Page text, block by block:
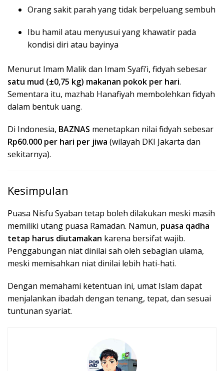
Orang sakit parah yang tidak berpeluang sembuh
Ibu hamil atau menyusui yang khawatir pada
kondisi diri atau bayinya
Menurut Imam Malik dan Imam Syafi’i, fidyah sebesar
satu mud (±0,75 kg) makanan pokok per hari.
Sementara itu, mazhab Hanafiyah membolehkan fidyah
dalam bentuk uang.
Di Indonesia, BAZNAS menetapkan nilai fidyah sebesar
Rp60.000 per hari per jiwa (wilayah DKI Jakarta dan
sekitarnya).
Kesimpulan
Puasa Nisfu Syaban tetap boleh dilakukan meski masih
memiliki utang puasa Ramadan. Namun, puasa qadha
tetap harus diutamakan karena bersifat wajib.
Penggabungan niat dinilai sah oleh sebagian ulama,
meski memisahkan niat dinilai lebih hati-hati.
Dengan memahami ketentuan ini, umat Islam dapat
menjalankan ibadah dengan tenang, tepat, dan sesuai
tuntunan syariat.